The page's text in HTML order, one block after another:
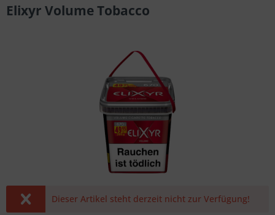
Elixyr Volume Tobacco
Dieser Artikel steht derzeit nicht zur Verfügung!